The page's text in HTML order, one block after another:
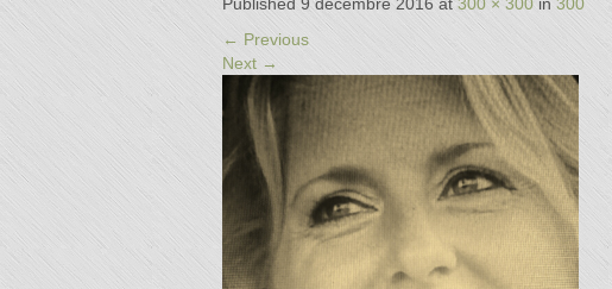
des
Praticiens
"L'Or du
conseillé
par la
librairie
l'or du
temps
← Previous
Next →